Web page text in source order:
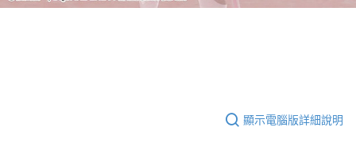
顯示電腦版詳細說明